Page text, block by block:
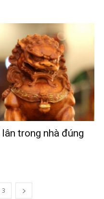
trong nhà đúng
3